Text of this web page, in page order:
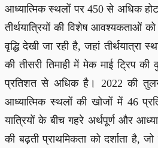
आध्यात्मिक स्थलों पर 450 से अधिक
तीर्थयात्रियों की विशेष आवश्यकताओं को
वृद्धि देखी जा रही है, जहां तीर्थयात्रा
की तीसरी तिमाही में मेक माई ट्रिप
प्रतिशत से अधिक है। 2022 की
आध्यात्मिक स्थलों की खोजों में 46
यात्रियों के बीच गहरे अर्थपूर्ण और
की बढ़ती प्राथमिकता को दर्शाता है,